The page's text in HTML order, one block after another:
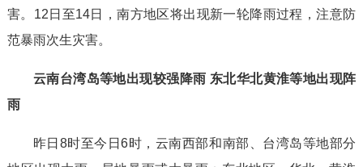
害。12日至14日，南方地区将出现新一轮降雨过程，注意防
范暴雨次生灾害。
云南台湾岛等地出现较强降雨 东北华北黄淮等地出现阵
雨
昨日8时至今日6时，云南西部和南部、台湾岛等地部分